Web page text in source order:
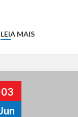
LEIA MAIS
03
Jun